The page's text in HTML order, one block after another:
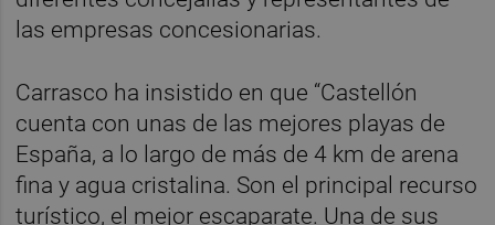
las empresas concesionarias.
Carrasco ha insistido en que “Castellón
cuenta con unas de las mejores playas de
España, a lo largo de más de 4 km de arena
fina y agua cristalina. Son el principal recurso
turístico, el mejor escaparate. Una de sus